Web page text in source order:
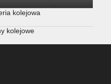
kolejowa
kolejowe